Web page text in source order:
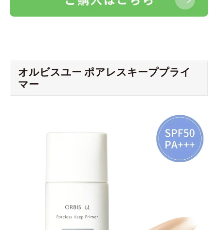
オルビスユー ポアレスキーププライ
マー